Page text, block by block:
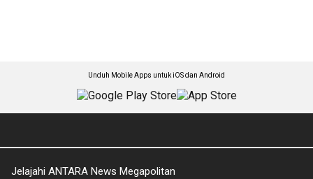
Unduh Mobile Apps untuk iOS dan Android
Jelajahi ANTARA News Megapolitan